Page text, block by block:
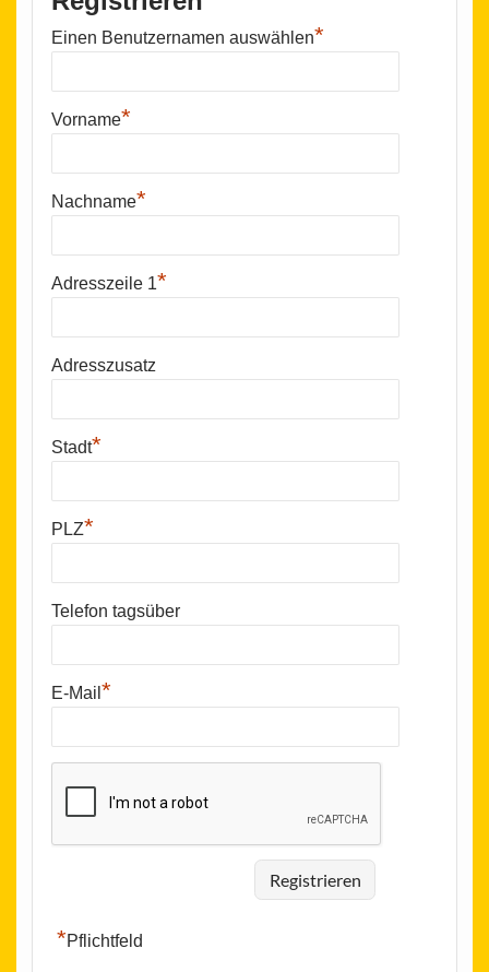
Einen Benutzernamen auswählen*
Vorname*
Nachname*
Adresszeile 1*
Adresszusatz
Stadt*
PLZ*
Telefon tagsüber
E-Mail *
*Pflichtfeld